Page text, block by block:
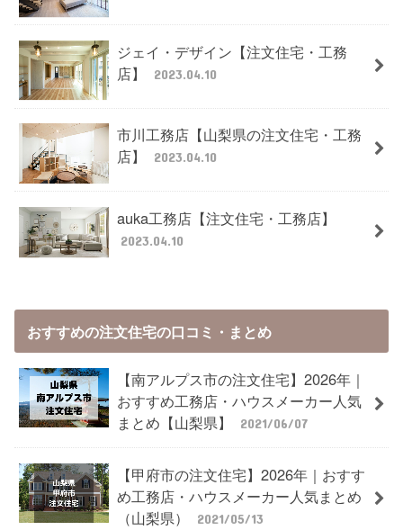
ジェイ・デザイン【注文住宅・工務
店】
2023.04.10
市川工務店【山梨県の注文住宅・工務
店】
2023.04.10
auka工務店【注文住宅・工務店】
2023.04.10
おすすめの注文住宅の口コミ・まとめ
【南アルプス市の注文住宅】2026年｜
おすすめ工務店・ハウスメーカー人気
まとめ【山梨県】
2021/06/07
【甲府市の注文住宅】2026年｜おすす
め工務店・ハウスメーカー人気まとめ
（山梨県）
2021/05/13